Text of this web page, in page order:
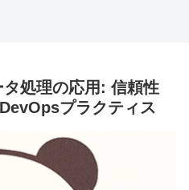
処理の応用: 信頼性
プラクティス